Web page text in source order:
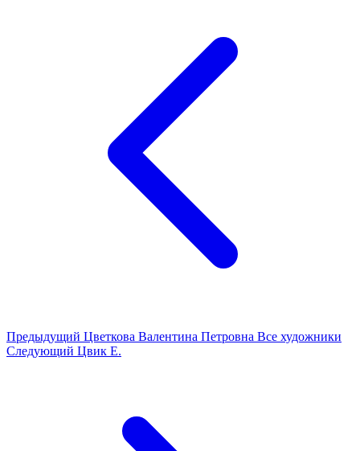
Предыдущий Цветкова Валентина Петровна Все художники
Следующий Цвик Е.